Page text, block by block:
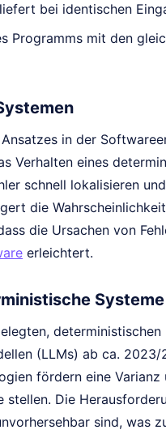
bei identischen
Programms mit den
in der
Verhalten eines
schnell lokalisieren
die
die Ursachen von
erleichtert.
Systeme
(LLMs) ab ca.
fördern eine
Die
sind, was